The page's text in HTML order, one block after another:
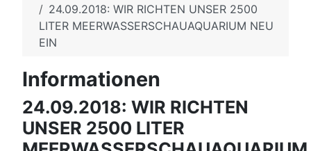
24.09.2018: WIR RICHTEN UNSER 2500
LITER MEERWASSERSCHAUAQUARIUM NEU
EIN
Informationen
24.09.2018: WIR RICHTEN
UNSER 2500 LITER